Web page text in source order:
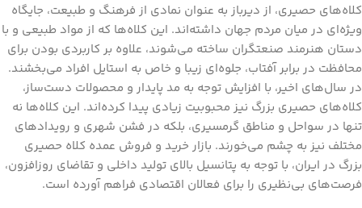
کلاه‌های حصیری، از دیرباز به عنوان نمادی از فرهنگ و طبیعت، جایگاه
ویژه‌ای در میان مردم جهان داشته‌اند. این کلاه‌ها که از مواد طبیعی و با
دستان هنرمند صنعتگران ساخته می‌شوند، علاوه بر کاربردی بودن برای
محافظت در برابر آفتاب، جلوه‌ای زیبا و خاص به استایل افراد می‌بخشند.
در سال‌های اخیر، با افزایش توجه به مد پایدار و محصولات دست‌ساز،
کلاه‌های حصیری بزرگ نیز محبوبیت زیادی پیدا کرده‌اند. این کلاه‌ها نه
تنها در سواحل و مناطق گرمسیری، بلکه در فشن شهری و رویدادهای
مختلف نیز به چشم می‌خورند. بازار خرید و فروش عمده کلاه حصیری
بزرگ در ایران، با توجه به پتانسیل بالای تولید داخلی و تقاضای روزافزون،
فرصت‌های بی‌نظیری را برای فعالان اقتصادی فراهم آورده است.